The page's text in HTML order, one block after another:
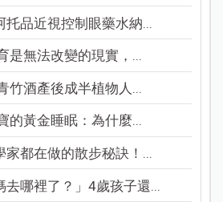
托品近視控制眼藥水納...
是無法改變的現實，...
竹酒產後成半植物人...
的黃金睡眠：為什麼...
家都在做的散步秘訣！...
去哪裡了？」4歲孩子還...